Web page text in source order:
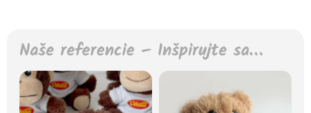
Naše referencie – Inšpirujte sa…